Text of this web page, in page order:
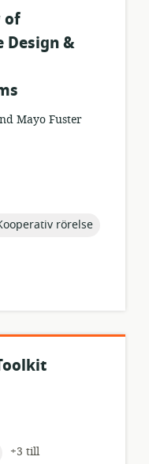
of
Design &
Mayo Fuster
rörelse
+3 till